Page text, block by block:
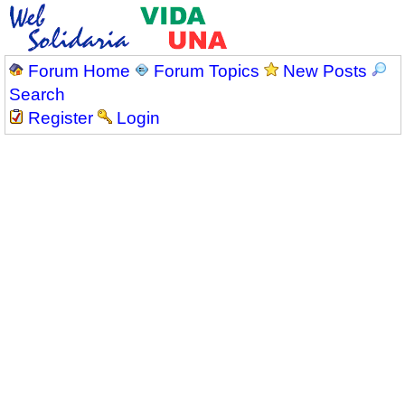
Forum Home Forum Topics
New Posts
Search
Register
Login